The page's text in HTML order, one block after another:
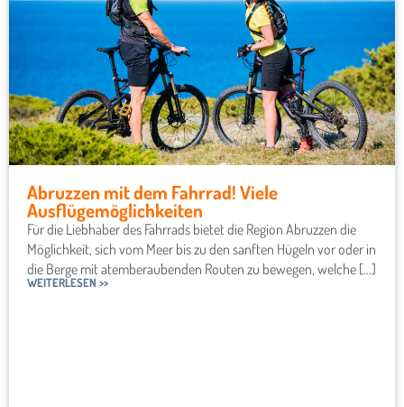
Abruzzen mit dem Fahrrad! Viele
Ausflügemöglichkeiten
Für die Liebhaber des Fahrrads bietet die Region Abruzzen die
Möglichkeit, sich vom Meer bis zu den sanften Hügeln vor oder in
die Berge mit atemberaubenden Routen zu bewegen, welche [...]
WEITERLESEN >>